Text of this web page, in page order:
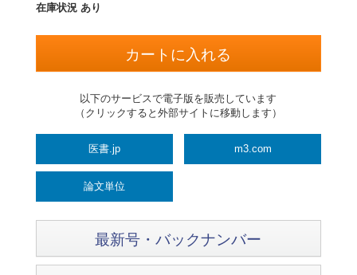
在庫状況 あり
以下のサービスで電子版を販売しています
（クリックすると外部サイトに移動します）
医書.jp m3.com
論文単位
最新号・バックナンバー